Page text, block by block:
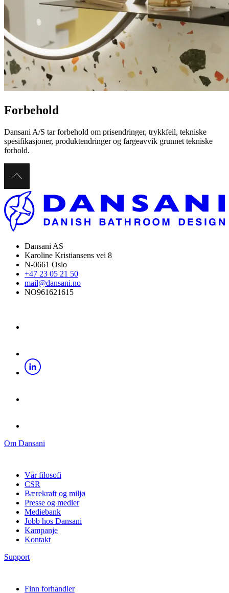
Forbehold
Dansani A/S tar forbehold om prisendringer, trykkfeil, tekniske
spesifikasjoner, produktendringer og fargeavvik grunnet tekniske
forhold.
Dansani AS
Karoline Kristiansens vei 8
N-0661 Oslo
+47 23 05 21 50
mail@dansani.no
NO961621615
Om Dansani
Vår filosofi
CSR
Bærekraft og miljø
Presse og medier
Mediebank
Jobb hos Dansani
Kampanje
Kontakt
Support
Finn forhandler